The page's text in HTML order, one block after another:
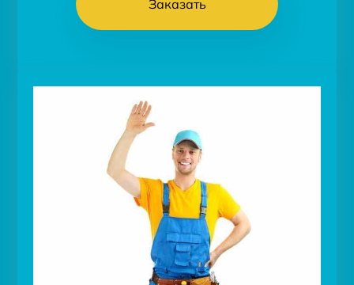
Заказать